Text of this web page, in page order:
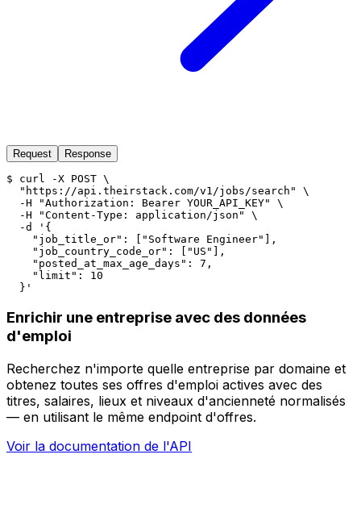
Request Response
$ curl -X POST \
  "https://api.theirstack.com/v1/jobs/search" \
  -H "Authorization: Bearer YOUR_API_KEY" \
  -H "Content-Type: application/json" \
  -d '{
    "job_title_or": ["Software Engineer"],
    "job_country_code_or": ["US"],
    "posted_at_max_age_days": 7,
    "limit": 10
  }'
Enrichir une entreprise avec des données
d'emploi
Recherchez n'importe quelle entreprise par domaine et
obtenez toutes ses offres d'emploi actives avec des
titres, salaires, lieux et niveaux d'ancienneté normalisés
— en utilisant le même endpoint d'offres.
Voir la documentation de l'API